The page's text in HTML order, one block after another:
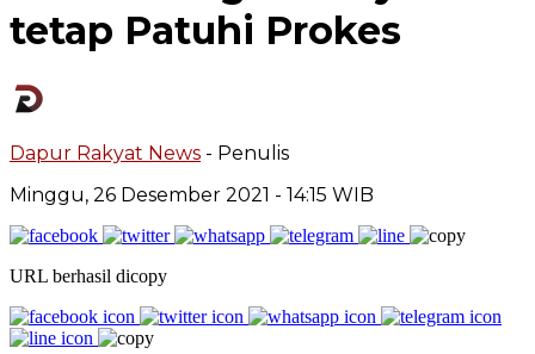
tetap Patuhi Prokes
Dapur Rakyat News - Penulis
Minggu, 26 Desember 2021 - 14:15 WIB
URL berhasil dicopy